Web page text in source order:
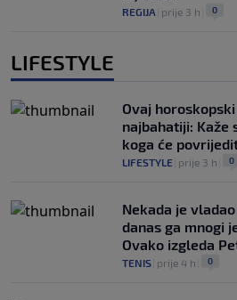
REGIJA prije 3 h 0
LIFESTYLE
Ovaj
najbahatiji: Kaže
koga će
LIFESTYLE prije 3 h 0
Nekada je
danas ga mnogi
Ovako izgleda
TENIS prije 4 h 0